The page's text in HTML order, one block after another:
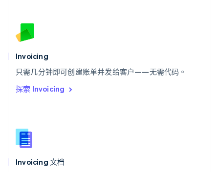
Invoicing
只需几分钟即可创建账单并发给客户——无需代码。
探索 Invoicing
Invoicing 文档
English
ไทยEnglish
希腊
English
西班牙
新西兰
English
匈牙利
English